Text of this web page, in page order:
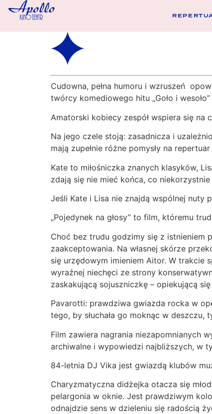
Cudowna, pełna humoru i wzruszeń
twórcy komediowego hitu „Goło i
Amatorski kobiecy zespół wspiera się na
Na jego czele stoją: zasadnicza i
mają zupełnie różne pomysły na
Kate to miłośniczka znanych klasyków,
zdają się nie mieć końca, co
Jeśli Kate i Lisa nie znajdą wspólnej nuty
„Pojedynek na głosy” to film, któremu
Choć bez trudu godzimy się z istnieniem
zaakceptowania. Na własnej skórze
się urzędowym imieniem Aitor. W trakcie
wyraźnej niechęci ze strony
zaskakującą sojuszniczkę – opiekującą
Pavarotti: prawdziwa gwiazda rocka w
tego, by słuchała go moknąc w deszczu,
Film zawiera nagrania niezapomnianych
archiwalne i wypowiedzi najbliższych, w
84-letnia DJ Vika jest gwiazdą klubów
Charyzmatyczna didżejka otacza się
pelargonia w oknie. Jest prawdziwym
odnajdzie sens w dzieleniu się radością